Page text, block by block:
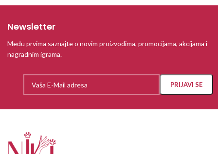
Newsletter
Među prvima saznajte o novim proizvodima, promocijama, akcijama i
nagradnim igrama.